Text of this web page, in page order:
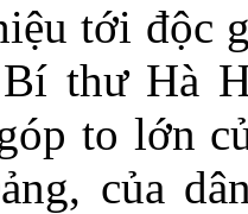
tới độc
thư Hà
to lớn
của